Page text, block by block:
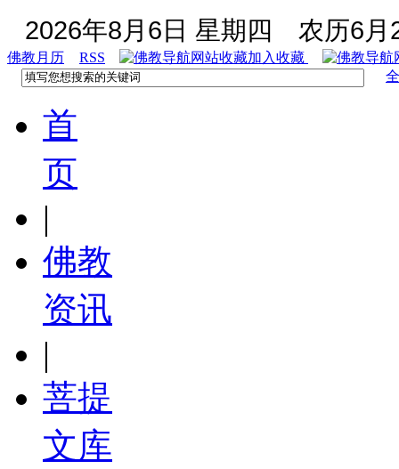
2026年8月6日 星期四 农历6月
佛教月历 RSS
加入收藏
首
页
|
佛教
资讯
|
菩提
文库